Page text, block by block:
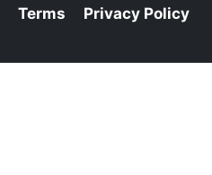
Terms Privacy Policy